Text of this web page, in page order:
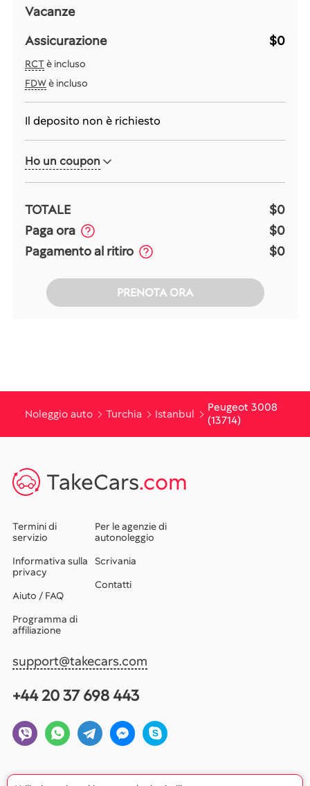
Vacanze
Assicurazione
$0
RCTè incluso
FDWè incluso
Il deposito non è richiesto
Ho un coupon
TOTALE
$0
Paga ora
$0
Pagamento al ritiro
$0
PRENOTA ORA
Noleggio auto Turchia Istanbul
Peugeot 3008
(13714)
TakeCars.com
Termini di
servizio
Informativa sulla
privacy
Aiuto / FAQ
Programma di
affiliazione
Per le agenzie di
autonoleggio
Scrivania
Contatti
support@takecars.com
+44 20 37 698 443